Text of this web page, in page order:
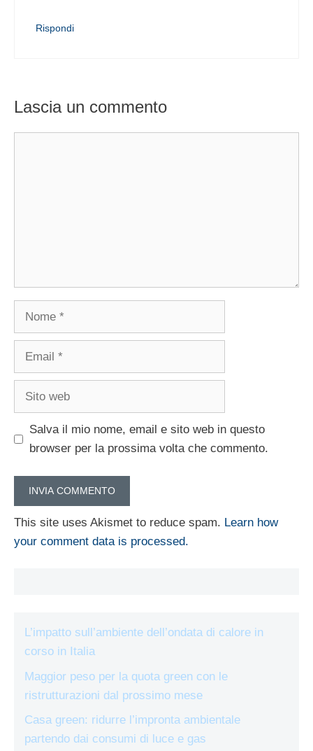
Rispondi
Lascia un commento
Nome
Email
Sito
Salva il mio nome, email e sito web in questo
browser per la prossima volta che commento.
This site uses Akismet to reduce spam. Learn how
your comment data is processed.
L’impatto sull’ambiente dell’ondata di calore in
corso in Italia
Maggior peso per la quota green con le
ristrutturazioni dal prossimo mese
Casa green: ridurre l’impronta ambientale
partendo dai consumi di luce e gas